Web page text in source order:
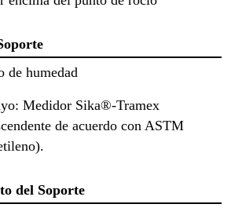
de humedad
Medidor Sika®-Tramex
de acuerdo con ASTM
del Soporte